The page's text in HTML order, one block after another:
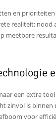
en
realiteit: nood
meetbare
een extra
zinvol is binnen
voor